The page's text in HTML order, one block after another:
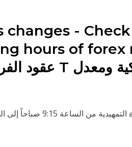
changes -
hours of forex